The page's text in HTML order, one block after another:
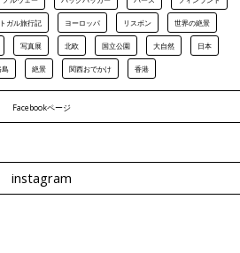
ガル旅行記 ヨーロッパ リスボン 世界の絶景
写真展 北欧 国立公園 大自然 日本
島 絶景 関西おでかけ 香港
Facebookページ
instagram